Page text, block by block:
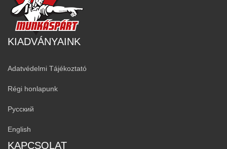
KIADVÁNYAINK
Adatvédelmi Tájékoztató
Régi honlapunk
Русский
English
KAPCSOLAT